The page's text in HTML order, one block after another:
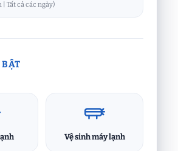
| Tất cả các ngày)
Vệ sinh máy lạnh